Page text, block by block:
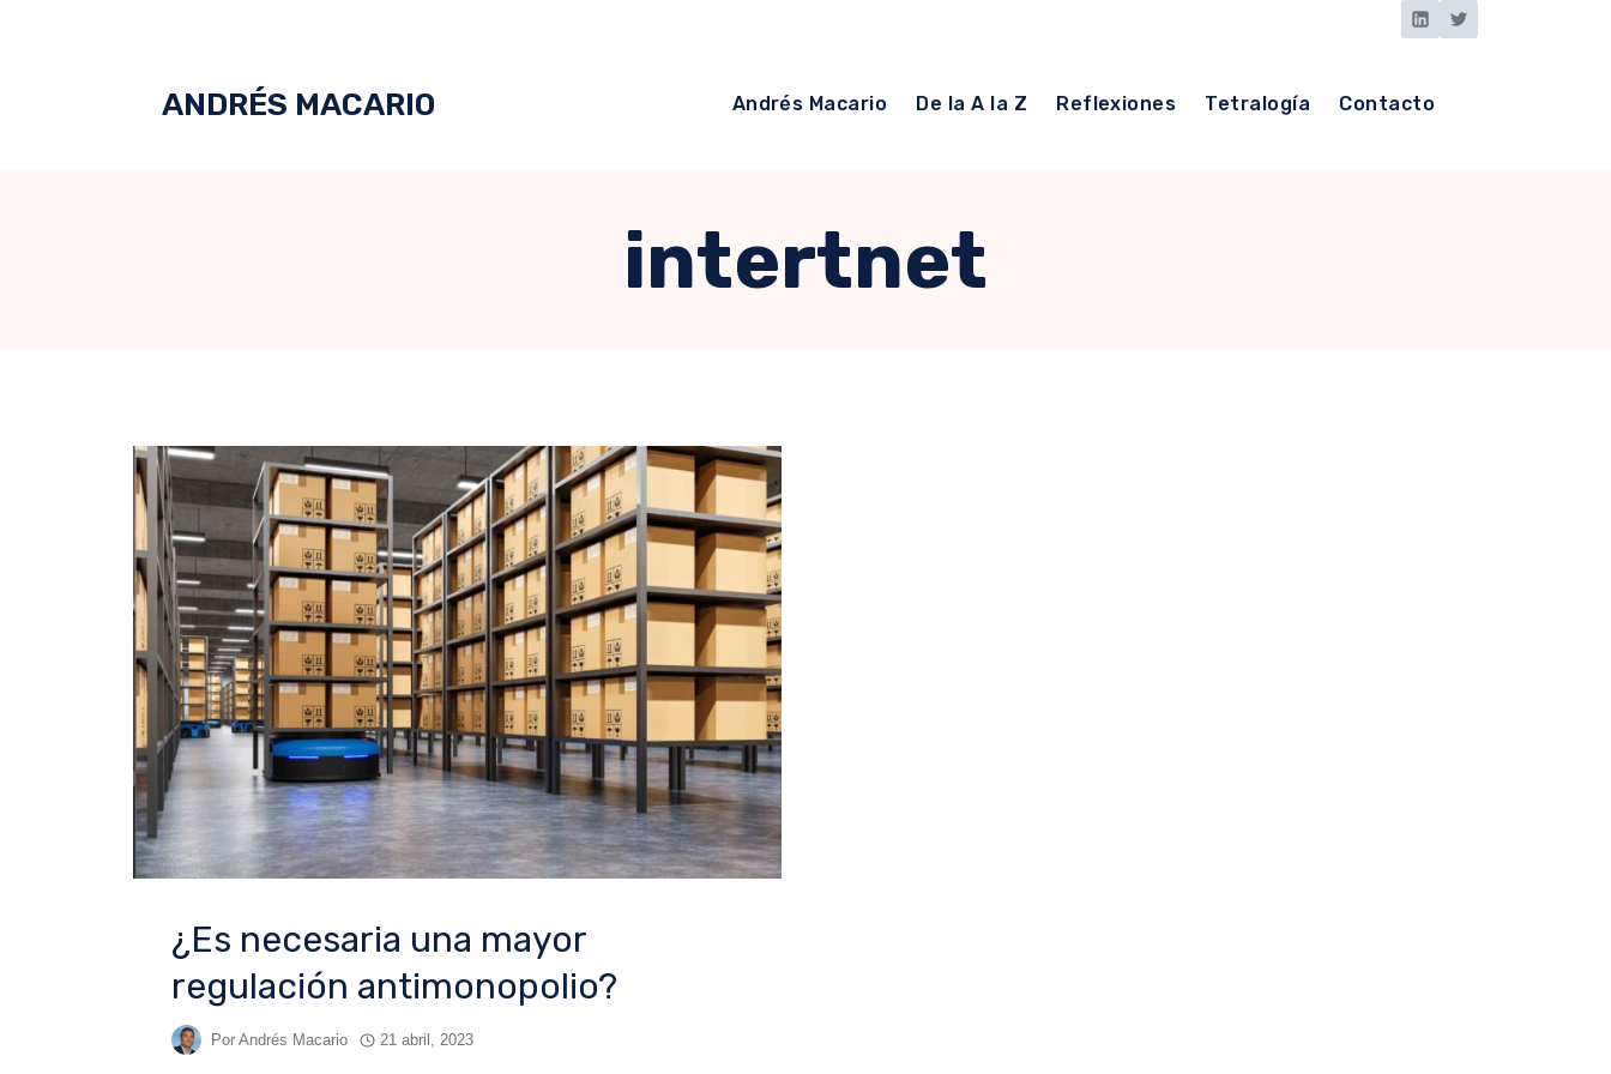
ANDRÉS MACARIO Andrés Macario De la A la Z Reflexiones Tetralogía Contacto
intertnet
¿Es necesaria una mayor
regulación antimonopolio?
Por Andrés Macario 21 abril, 2023